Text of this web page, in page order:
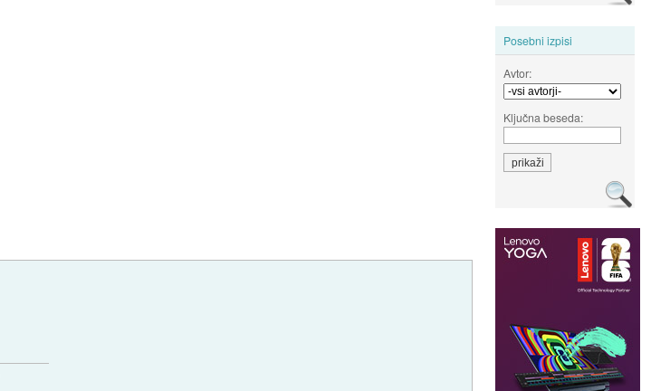
Posebni izpisi
Avtor:
Ključna beseda: